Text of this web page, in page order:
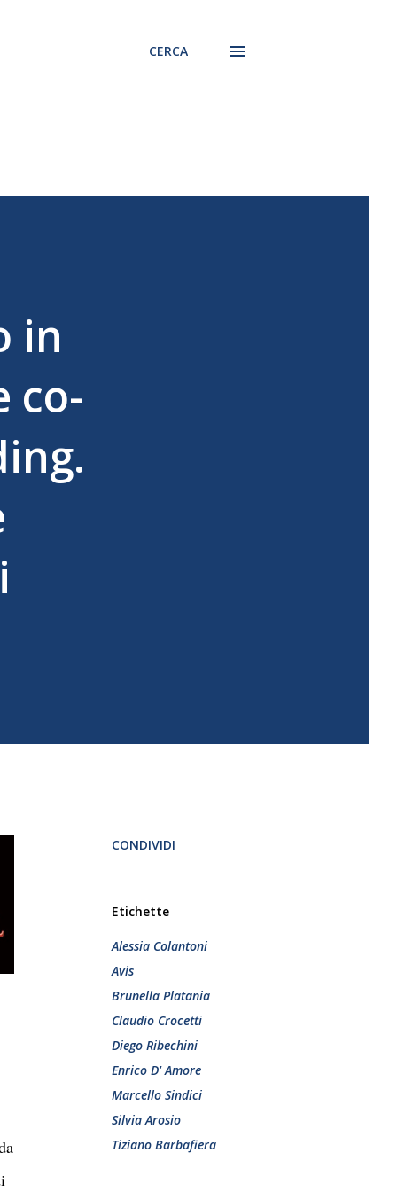
CERCA
in
co-
CONDIVIDI
Etichette
Alessia Colantoni
Avis
Brunella Platania
Claudio Crocetti
Diego Ribechini
Enrico D' Amore
Marcello Sindici
Silvia Arosio
Tiziano Barbafiera